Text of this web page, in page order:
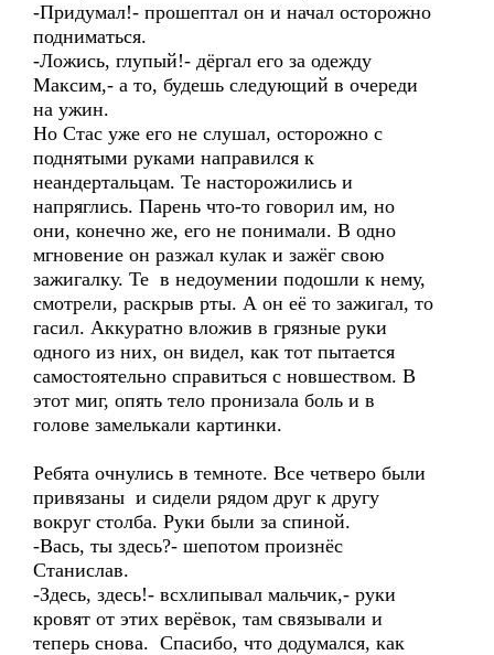
-Придумал!- прошептал он и начал осторожно
подниматься.
-Ложись, глупый!- дёргал его за одежду
Максим,- а то, будешь следующий в очереди
на ужин.
Но Стас уже его не слушал, осторожно с
поднятыми руками направился к
неандертальцам. Те насторожились и
напряглись. Парень что-то говорил им, но
они, конечно же, его не понимали. В одно
мгновение он разжал кулак и зажёг свою
зажигалку. Те в недоумении подошли к нему,
смотрели, раскрыв рты. А он её то зажигал, то
гасил. Аккуратно вложив в грязные руки
одного из них, он видел, как тот пытается
самостоятельно справиться с новшеством. В
этот миг, опять тело пронизала боль и в
голове замелькали картинки.
Ребята очнулись в темноте. Все четверо были
привязаны и сидели рядом друг к другу
вокруг столба. Руки были за спиной.
-Вась, ты здесь?- шепотом произнёс
Станислав.
-Здесь, здесь!- всхлипывал мальчик,- руки
кровят от этих верёвок, там связывали и
теперь снова. Спасибо, что додумался, как